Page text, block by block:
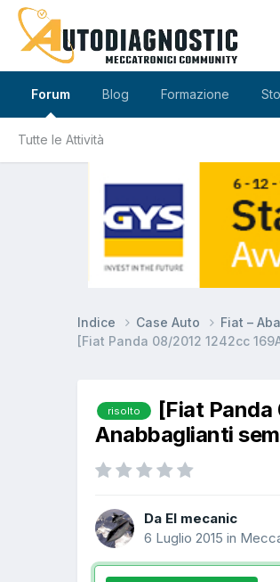
Forum
Tutte le Attività
Blog Formazione
Indice Case Auto Fiat –
[Fiat Panda 08/2012 1242cc
risolto
[Fiat
Anabbaglianti
Da El mecanic
6 Luglio 2015 in